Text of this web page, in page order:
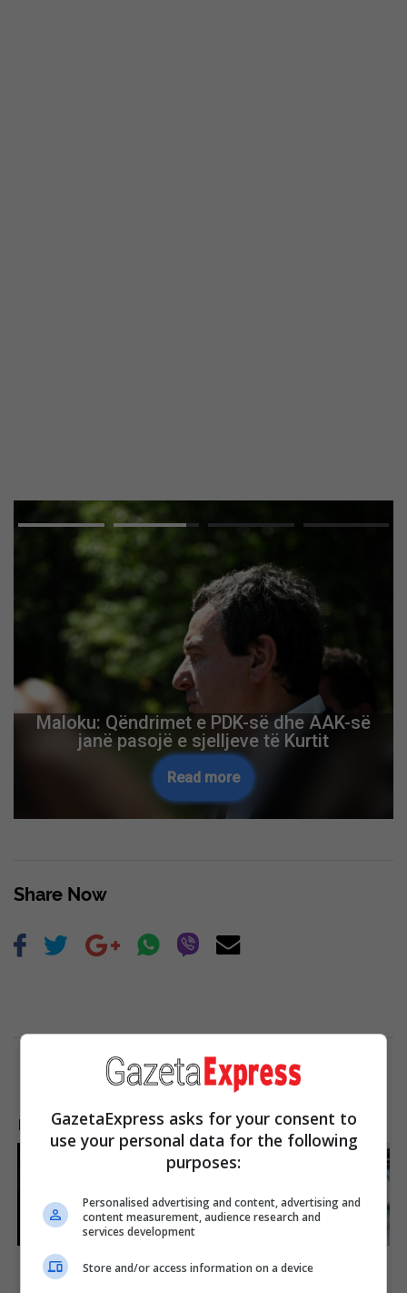
Kolona deri në një orë pritje, ja gjendja në
pikëkalimet kufitare
Read more
Advertisement
Share Now
LAJME NGA INTERNETI
And They Did Show This In
Bohemian Rapsody!
Tarantino's Last Movie
GazetaExpress asks for your consent to
use your personal data for the following
purposes:
Personalised advertising and content, advertising and
content measurement, audience research and
services development
Store and/or access information on a device